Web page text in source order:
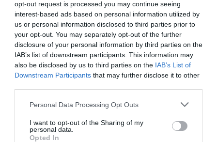
opt-out request is processed you may continue seeing
interest-based ads based on personal information utilized by
us or personal information disclosed to third parties prior to
your opt-out. You may separately opt-out of the further
disclosure of your personal information by third parties on the
IAB’s list of downstream participants. This information may
also be disclosed by us to third parties on the IAB’s List of
Downstream Participants that may further disclose it to other
Personal Data Processing Opt Outs
I want to opt-out of the Sharing of my
personal data.
Opted In
Tags
ΘΕΑΤΡΙΚΕΣ ΠΑΡΑΣΤΑΣΕΙΣ 2022 - 2023 ΚΩΜΩΔΙΑ
Newsletter
Κάθε βδομάδα στο e-mail σας τα τελευταία νέα για
την Τέχνη και τον Πολιτισμό!